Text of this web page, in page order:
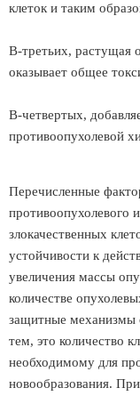
клеток и таким
В-третьих, растущая
оказывает общее
В-четвертых,
противоопухолевой
Перечисленные
противоопухолевого
злокачественных
устойчивости к
увеличения массы
количестве
защитные механизмы
тем, это количество
необходимому для
новообразования.